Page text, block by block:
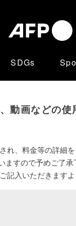
SDGs
動画などの
、料金等の詳細を
すので予めご了承
記入いただきますよ